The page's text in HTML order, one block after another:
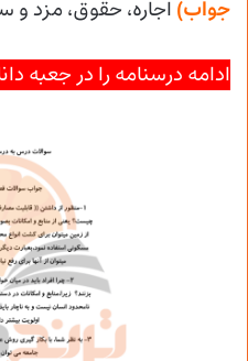
جواب) اجاره، حقوق، مزد و
ادامه درسنامه را در جعبه